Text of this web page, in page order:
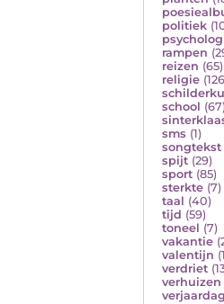
politiek
rampen
reizen (65)
religie
school (67)
sms (1)
songtekst
spijt (29)
sport (85)
sterkte (7)
taal (40)
tijd (59)
toneel (7)
vakantie
valentijn
verdriet
verhuizen
verjaardag